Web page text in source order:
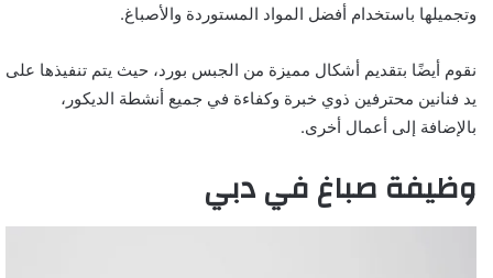
وتجميلها باستخدام أفضل المواد المستوردة والأصباغ.
نقوم أيضًا بتقديم أشكال مميزة من الجبس بورد، حيث يتم تنفيذها على
يد فنانين محترفين ذوي خبرة وكفاءة في جميع أنشطة الديكور،
بالإضافة إلى أعمال أخرى.
وظيفة صباغ في دبي